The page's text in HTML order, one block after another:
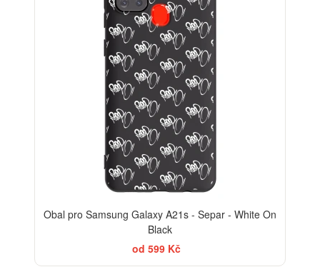
Obal pro Samsung Galaxy A21s - Separ - White On
Black
od 599 Kč